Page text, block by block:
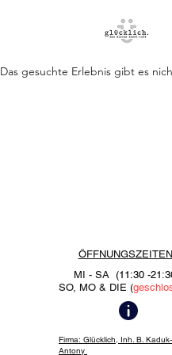
Das gesuchte Erlebnis gibt es
MI - SA (11:30 -
SO, MO & DIE (
Firma: Glücklich, Inh. B. Kaduk-
Antony